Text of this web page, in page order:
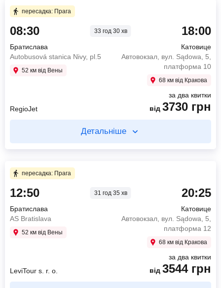
пересадка: Прага
08:30 33 год 30 хв
Братислава
Autobusová stanica Nivy, pl.5
52 км від Вены
18:00
Катовице
Автовокзал, вул. Sądowa, 5,
платформа 10
68 км від Кракова
RegioJet
за два квитки
від 3730 грн
Детальніше
4 год 30 хв в дорозі
08:30
13:00
Прага
ÚAN Florenc
від1942 грн
пересадка: Прага
12:50 31 год 35 хв
Братислава
AS Bratislava
52 км від Вены
20:25
Катовице
Автовокзал, вул. Sądowa, 5,
платформа 12
68 км від Кракова
LeviTour s. r. o.
за два квитки
від 3544 грн